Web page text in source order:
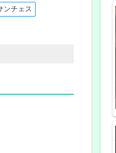
ンチェス